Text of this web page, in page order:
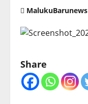
MalukuBarunews
Share